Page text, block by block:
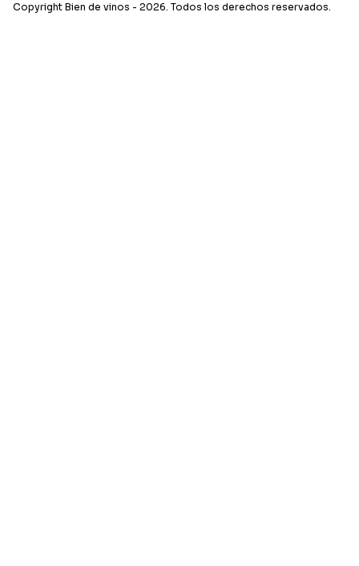
Copyright Bien de vinos - 2026. Todos los derechos reservados.